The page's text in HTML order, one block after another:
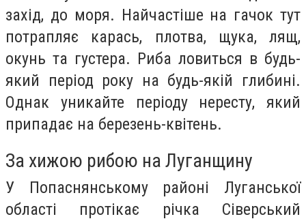
захід, до моря. Найчастіше на гачок тут
потрапляє карась, плотва, щука, лящ,
окунь та густера. Риба ловиться в будь-
який період року на будь-якій глибині.
Однак уникайте періоду нересту, який
припадає на березень-квітень.
За хижою рибою на Луганщину
У Попаснянському районі Луганської
області протікає річка Сіверський